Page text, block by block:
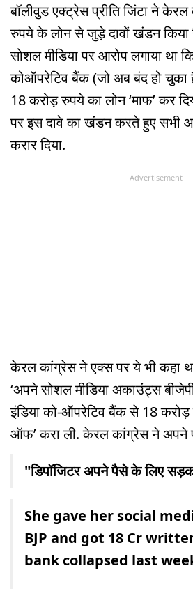
बॉलीवुड एक्ट्रेस प्रीति जिंटा ने
रुपये के लोन से जुड़े दावों खंडन
सोशल मीडिया पर आरोप लगाया था
कोऑपरेटिव बैंक (जो अब बंद हो चुका
18 करोड़ रुपये का लोन ‘माफ’ कर
पर इस दावे का खंडन करते हुए सभी
करार दिया.
Advertisement
केरल कांग्रेस ने एक्स पर ये भी कहा
‘अपने सोशल मीडिया अकाउंट्स
इंडिया को-ऑपरेटिव बैंक से 18 करोड़
ऑफ’ करा ली. केरल कांग्रेस ने अपने
"डिपॉजिटर अपने पैसे के लिए
She gave her social
BJP and got 18 Cr
bank collapsed last